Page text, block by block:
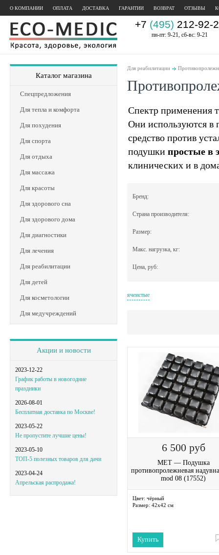
О КОМПАНИИ ОПЛАТА ДОСТАВКА ГАРАНТИИ ВОЗВРАТ ОТЗЫВЫ
+7 (495) 212-92-
пн-пт: 9-21, сб-вс: 9-21
Каталог магазина
Спецпредложения
Для тепла и комфорта
Для похудения
Для спорта
Для отдыха
Для массажа
Для красоты
Для здорового сна
Для здорового дома
Для диагностики
Для лечения
Для реабилитации
Для детей
Для косметологии
Для медучреждений
Акции и новости
2023-12-22
График работы в новогодние
праздники
2026-08-01
Бесплатная доставка по Москве!
2023-05-22
Не пропустите лучшие цены!
2023-05-10
ТОП-5 полезных товаров для дачи
2023-04-24
Апрельская распродажа!
Для реабилитации
Спектр применения
Они используются в
средство против
подушки простые в
клинических и в
Бренд:
Страна производителя:
Размер:
Макс. нагрузка, кг:
Цена, руб:
ячеистые
6 500 руб
MET — Подушка
противопролежневая
mod 08 (17552)
Цвет: чёрный
Размер: 42x42 см
Купить